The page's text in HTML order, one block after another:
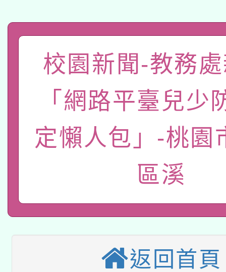
礎課程
「數位內容與教學軟
有關大陸委員會函釋公
薪期間赴陸應申請許可
轉知經濟部水利署委託
業技術研究院辦理「
用水績優單位及節水達
115年8月22日(星期六
桃園市孔廟祈福系列
開 智慧啟航」
本校115學年度第2次
招甄選結果公告(無人
招)
適應運動共學行動站研
本館辦理115年度閱讀
暨閱讀推動專業研習
科技賦能─人工智慧
校園新聞-教務
「網路平臺兒少
定懶人包」-桃園
區溪
返回首頁